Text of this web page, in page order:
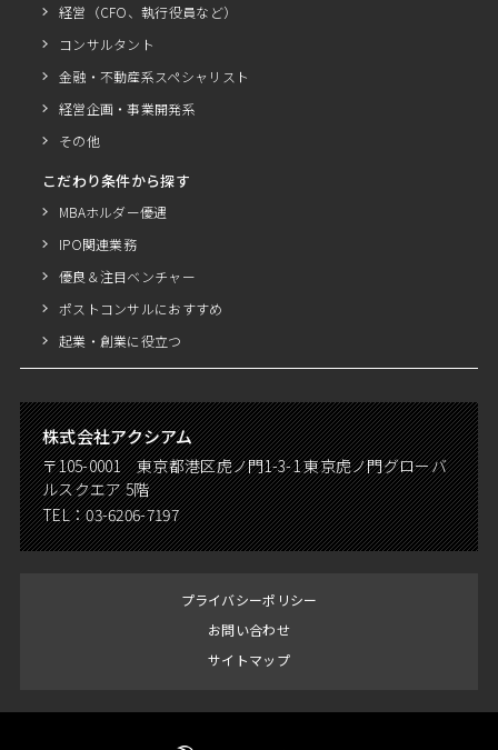
経営（CFO、執行役員など）
コンサルタント
金融・不動産系スペシャリスト
経営企画・事業開発系
その他
こだわり条件から探す
MBAホルダー優遇
IPO関連業務
優良＆注目ベンチャー
ポストコンサルにおすすめ
起業・創業に役立つ
株式会社アクシアム
〒105-0001 東京都港区虎ノ門1-3-1 東京虎ノ門グローバ
ルスクエア 5階
TEL：03-6206-7197
プライバシーポリシー
お問い合わせ
サイトマップ